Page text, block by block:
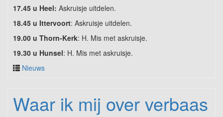
17.45 u Heel: Askruisje uitdelen.
18.45 u Ittervoort: Askruisje uitdelen.
19.00 u Thorn-Kerk: H. Mis met askruisje.
19.30 u Hunsel: H. Mis met askruisje.
Nieuws
Waar ik mij over verbaas